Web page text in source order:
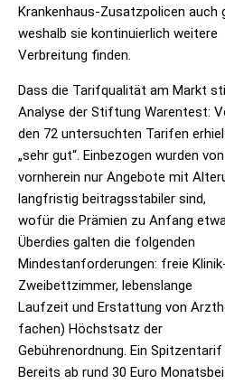
Krankenhaus-Zusatzpolicen auch
weshalb sie kontinuierlich weitere
Verbreitung finden.
Dass die Tarifqualität am Markt
Analyse der Stiftung Warentest:
den 72 untersuchten Tarifen
„sehr gut“. Einbezogen wurden von
vornherein nur Angebote mit
langfristig beitragsstabiler sind,
wofür die Prämien zu Anfang
Überdies galten die folgenden
Mindestanforderungen: freie
Zweibettzimmer, lebenslange
Laufzeit und Erstattung von
fachen) Höchstsatz der
Gebührenordnung. Ein
Bereits ab rund 30 Euro